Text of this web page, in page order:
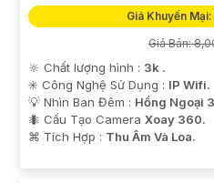
Giá Khuyến
Giá Bán:
🔆 Chất lượng hình : 3k .
✳️ Công Nghệ Sử Dụng : IP Wifi.
💡 Nhìn Ban Đêm : Hồng Ngoại
🐜 Cấu Tạo Camera Xoay 360.
️⌘ Tích Hợp : Thu Âm Và Loa.